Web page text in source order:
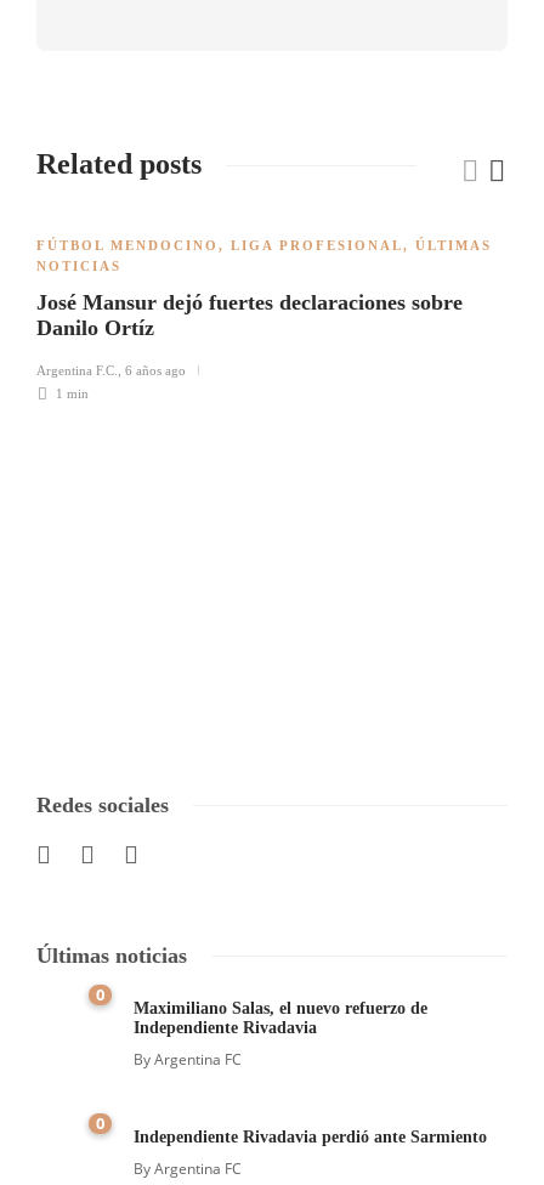
Related posts
FÚTBOL MENDOCINO , LIGA PROFESIONAL, ÚLTIMAS
NOTICIAS
José Mansur dejó fuertes declaraciones sobre
Danilo Ortíz
Argentina F.C.
6 años ago
1 min
Redes sociales
Últimas noticias
0
Maximiliano Salas, el nuevo refuerzo de
Independiente Rivadavia
ByArgentina FC
0
Independiente Rivadavia perdió ante Sarmiento
ByArgentina FC